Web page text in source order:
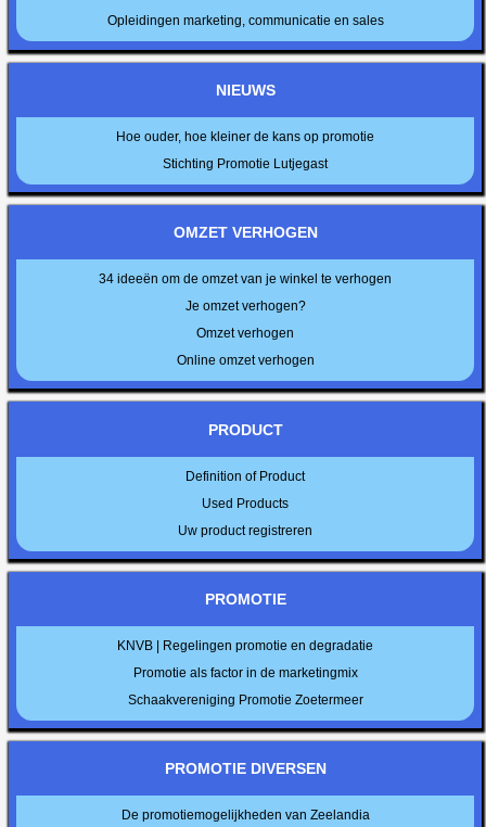
Opleidingen marketing, communicatie en sales
NIEUWS
Hoe ouder, hoe kleiner de kans op promotie
Stichting Promotie Lutjegast
OMZET VERHOGEN
34 ideeën om de omzet van je winkel te verhogen
Je omzet verhogen?
Omzet verhogen
Online omzet verhogen
PRODUCT
Definition of Product
Used Products
Uw product registreren
PROMOTIE
KNVB | Regelingen promotie en degradatie
Promotie als factor in de marketingmix
Schaakvereniging Promotie Zoetermeer
PROMOTIE DIVERSEN
De promotiemogelijkheden van Zeelandia